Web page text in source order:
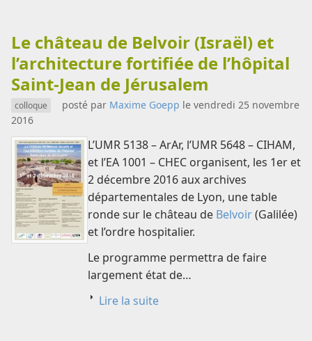
Le château de Belvoir (Israël) et
l’architecture fortifiée de l’hôpital
Saint-Jean de Jérusalem
colloque posté par Maxime Goepp le vendredi 25 novembre
2016
L’UMR 5138 – ArAr, l’UMR 5648 – CIHAM,
et l’EA 1001 – CHEC organisent, les 1er et
2 décembre 2016 aux archives
départementales de Lyon, une table
ronde sur le château de Belvoir(Galilée)
et l’ordre hospitalier.
Le programme permettra de faire
largement état de…
Lire la suite